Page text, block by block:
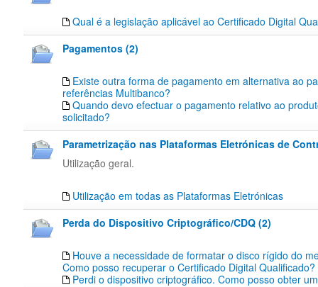
Qual é a legislação aplicável ao Certificado Digital
Pagamentos (2)
Existe outra forma de pagamento em alternativa ao
referências Multibanco?
Quando devo efectuar o pagamento relativo ao
solicitado?
Parametrização nas Plataformas Eletrónicas de
Utilização geral.
Utilização em todas as Plataformas Eletrónicas
Perda do Dispositivo Criptográfico/CDQ (2)
Houve a necessidade de formatar o disco rígido do
Como posso recuperar o Certificado Digital Qualificado?
Perdi o dispositivo criptográfico. Como posso obter